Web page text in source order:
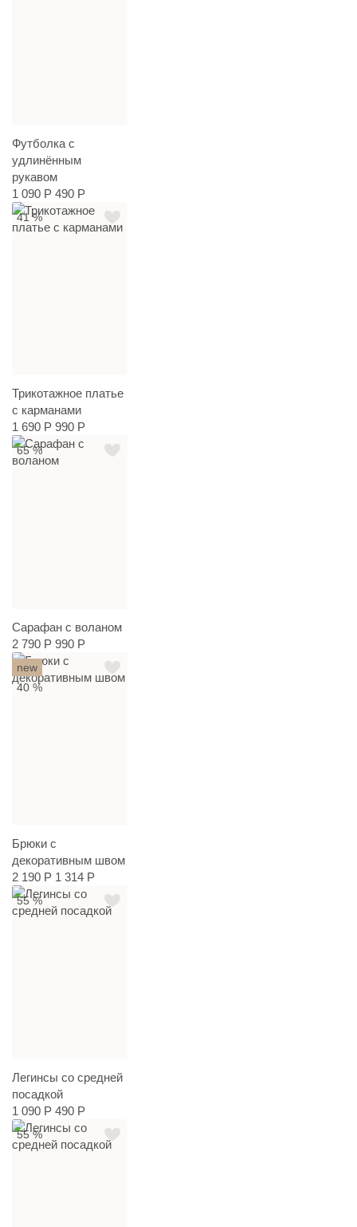
Футболка с
удлинённым
рукавом
1 090 Р 490 Р
41 %
Трикотажное платье
с карманами
1 690 Р 990 Р
65 %
Сарафан с воланом
2 790 Р 990 Р
new
40 %
Брюки с
декоративным швом
2 190 Р 1 314 Р
55 %
Легинсы со средней
посадкой
1 090 Р 490 Р
55 %